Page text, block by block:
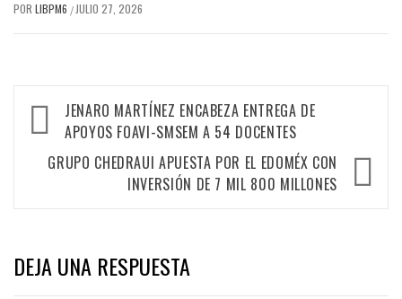
POR LIBPM6 / JULIO 27, 2026
JENARO MARTÍNEZ ENCABEZA ENTREGA DE
APOYOS FOAVI-SMSEM A 54 DOCENTES
GRUPO CHEDRAUI APUESTA POR EL EDOMÉX CON
INVERSIÓN DE 7 MIL 800 MILLONES
DEJA UNA RESPUESTA